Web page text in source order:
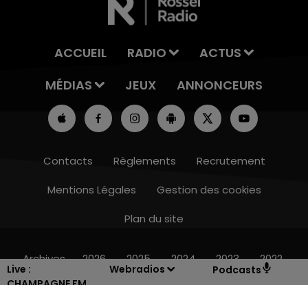
Live :
Webradios Podcasts
10h00 - 14h00
ACCUEIL RADIO
ACTUS
MÉDIAS
JEUX ANNONCEURS
Contacts Règlements
Recrutement
Mentions Légales
Gestion des cookies
Plan du site
Archives 2026 2025 2024 2023 2022